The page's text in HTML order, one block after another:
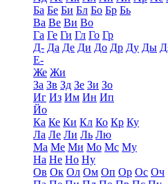
Ба Бе Би Бл Бо Бр Бь
Ва Ве Ви Во
Га Ге Ги Гл Го Гр
Д- Да Де Ди До Др Ду Ды
Е-
Же Жи
За Зв Зд Зе Зи Зо
Иг Из Им Ин Ип
Йо
Ка Ке Ки Кл Ко Кр Ку
Ла Ле Ли Ль Лю
Ма Ме Ми Мо Мс Му
На Не Но Ну
Ов Ок Ол Ом Оп Ор Ос Оч